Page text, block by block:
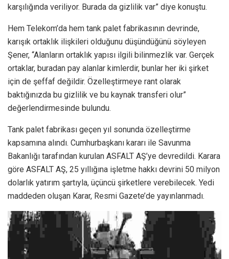
karşılığında veriliyor. Burada da gizlilik var” diye konuştu.
Hem Telekom’da hem tank palet fabrikasının devrinde,
karışık ortaklık ilişkileri olduğunu düşündüğünü söyleyen
Şener, “Alanların ortaklık yapısı ilgili bilinmezlik var. Gerçek
ortaklar, buradan pay alanlar kimlerdir, bunlar her iki şirket
için de şeffaf değildir. Özelleştirmeye rant olarak
baktığınızda bu gizlilik ve bu kaynak transferi olur”
değerlendirmesinde bulundu.
Tank palet fabrikası geçen yıl sonunda özelleştirme
kapsamına alındı. Cumhurbaşkanı kararı ile Savunma
Bakanlığı tarafından kurulan ASFALT AŞ’ye devredildi. Karara
göre ASFALT AŞ, 25 yıllığına işletme hakkı devrini 50 milyon
dolarlık yatırım şartıyla, üçüncü şirketlere verebilecek. Yedi
maddeden oluşan Karar, Resmi Gazete’de yayınlanmadı.